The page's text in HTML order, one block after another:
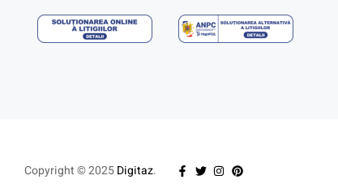
Copyright © 2025Digitaz.